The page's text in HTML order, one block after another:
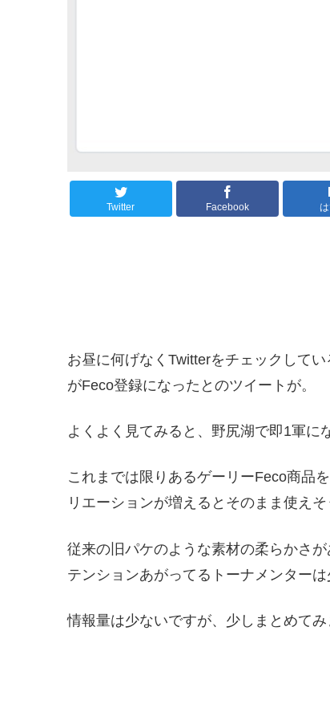
Twitter Facebook
お昼に何げなくTwitterをチェックして
がFeco登録になったとのツイートが。
よくよく見てみると、野尻湖で即1軍に
これまでは限りあるゲーリーFeco商品
リエーションが増えるとそのまま使えそ
従来の旧パケのような素材の柔らかさ
テンションあがってるトーナメンター
情報量は少ないですが、少しまとめてみ